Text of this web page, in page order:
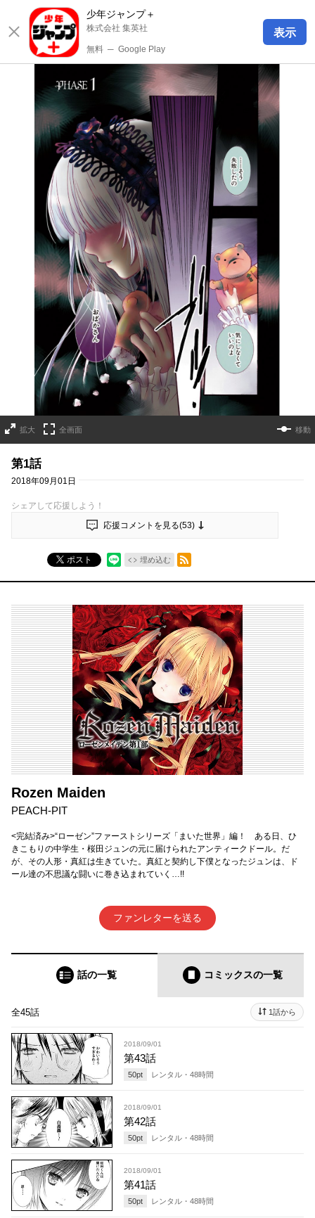
少年ジャンプ＋
株式会社 集英社
無料 ─ Google Play
表示
拡大 全画面 移動
第1話
2018年09月01日
シェアして応援しよう！
応援コメントを見る(53)
ポスト 埋め込む
RSSフィード
Rozen Maiden
PEACH-PIT
<完結済み>“ローゼン”ファーストシリーズ「まいた世界」編！ ある日、ひ
きこもりの中学生・桜田ジュンの元に届けられたアンティークドール。だ
が、その人形・真紅は生きていた。真紅と契約し下僕となったジュンは、ド
ール達の不思議な闘いに巻き込まれていく…!!
ファンレターを送る
話の一覧 コミックスの一覧
全45話 1話から
2018/09/01
第43話
50pt レンタル・ 48時間
2018/09/01
第42話
50pt レンタル・ 48時間
2018/09/01
第41話
50pt レンタル・ 48時間